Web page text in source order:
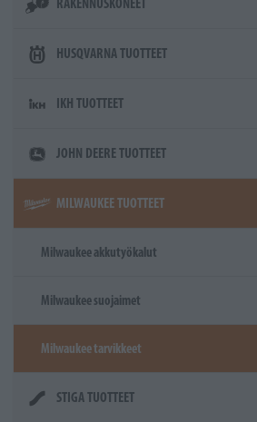
HUSQVARNA TUOTTEET
IKH TUOTTEET
JOHN DEERE TUOTTEET
MILWAUKEE TUOTTEET
Milwaukee akkutyökalut
Milwaukee suojaimet
Milwaukee tarvikkeet
STIGA TUOTTEET